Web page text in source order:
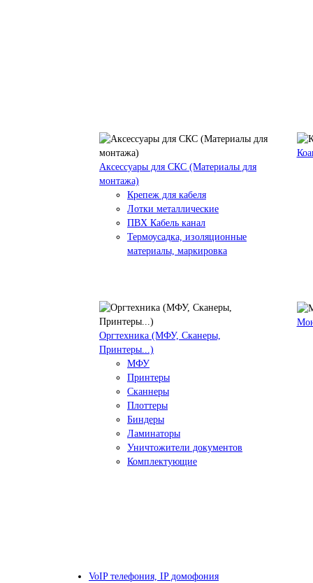
Аксессуары для СКС (Материалы для
монтажа)
Крепеж для кабеля
Лотки металлические
ПВХ Кабель канал
Термоусадка, изоляционные
материалы, маркировка
Оргтехника (МФУ, Сканеры,
Принтеры...)
МФУ
Принтеры
Сканнеры
Плоттеры
Биндеры
Ламинаторы
Уничтожители документов
Комплектующие
VoIP телефония, IP домофония